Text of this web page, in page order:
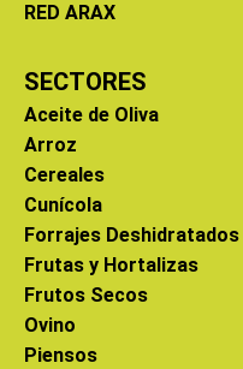
RED ARAX
SECTORES
Aceite de Oliva
Arroz
Cereales
Cunícola
Forrajes Deshidratados
Frutas y Hortalizas
Frutos Secos
Ovino
Piensos